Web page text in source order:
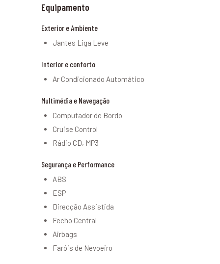
Equipamento
Exterior e Ambiente
Jantes Liga Leve
Interior e conforto
Ar Condicionado Automático
Multimédia e Navegação
Computador de Bordo
Cruise Control
Rádio CD, MP3
Segurança e Performance
ABS
ESP
Direcção Assistida
Fecho Central
Airbags
Faróis de Nevoeiro